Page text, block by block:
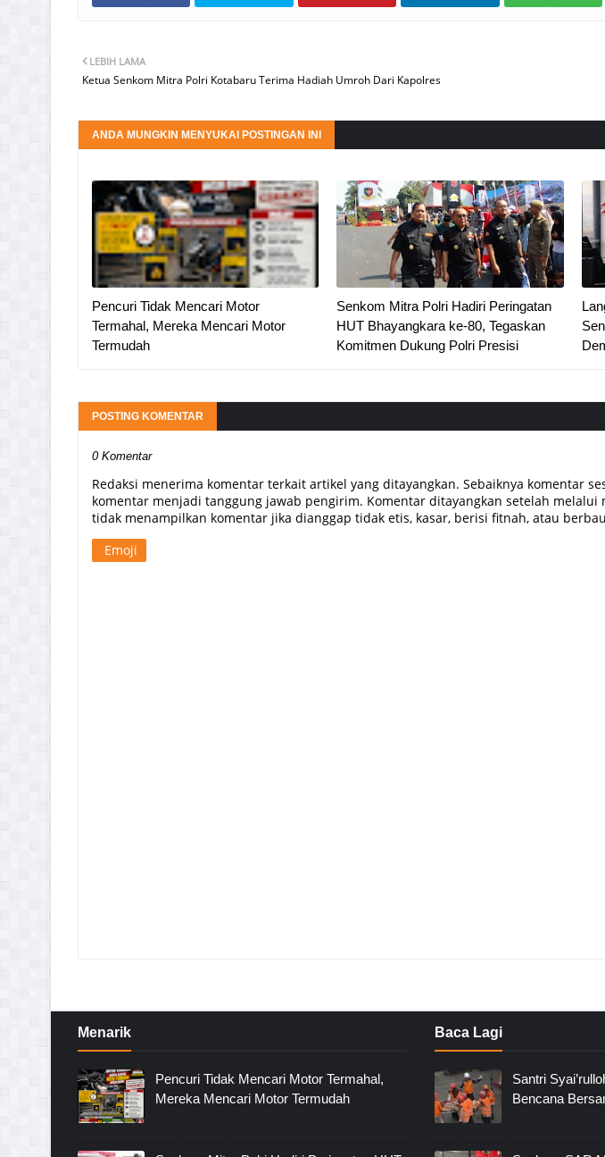
LEBIH LAMA
Ketua Senkom Mitra Polri Kotabaru Terima Hadiah Umroh Dari Kapolres
ANDA MUNGKIN MENYUKAI POSTINGAN INI
Pencuri Tidak Mencari Motor
Termahal, Mereka Mencari Motor
Termudah
Senkom Mitra Polri Hadiri Peringatan
HUT Bhayangkara ke-80, Tegaskan
Komitmen Dukung Polri Presisi
POSTING KOMENTAR
0 Komentar
Redaksi menerima komentar terkait artikel yang ditayangkan. Sebaiknya komentar
komentar menjadi tanggung jawab pengirim. Komentar ditayangkan setelah melalui
tidak menampilkan komentar jika dianggap tidak etis, kasar, berisi fitnah, atau berbau
Emoji
Menarik
Pencuri Tidak Mencari Motor Termahal,
Mereka Mencari Motor Termudah
Baca Lagi
Santri
Bencana